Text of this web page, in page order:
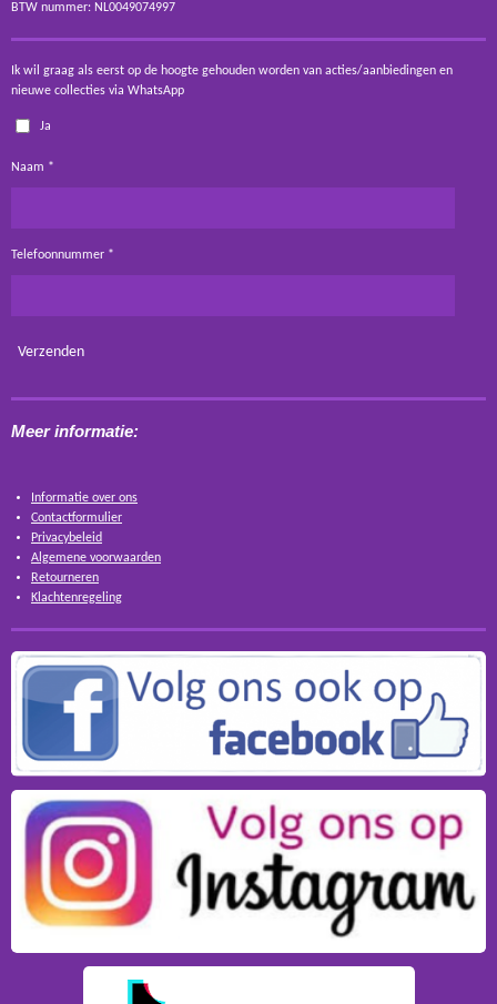
BTW nummer: NL0049074997
Ik wil graag als eerst op de hoogte gehouden worden van acties/aanbiedingen en
nieuwe collecties via WhatsApp
Ja
Naam *
Telefoonnummer *
Verzenden
Meer informatie:
Informatie over ons
Contactformulier
Privacybeleid
Algemene voorwaarden
Retourneren
Klachtenregeling